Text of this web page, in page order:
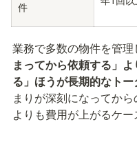
件
業務で多数の物件を管理
まってから依頼する」
る」ほうが長期的なト
まりが深刻になってか
よりも費用が上がるケー